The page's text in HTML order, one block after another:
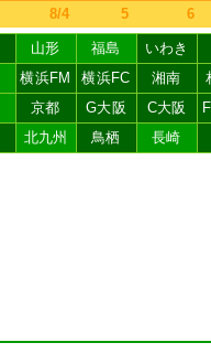
8/4 5 6
山形 福島
いわき
横浜FM 横浜FC 湘南
京都 G大阪 C大阪
北九州 鳥栖 長崎